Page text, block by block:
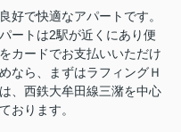
好で快適なアパートです。
ートは2駅が近くにあり便
カードでお支払いいただけ
なら、まずはラフィングＨ
、西鉄大牟田線三潴を中心
おります。